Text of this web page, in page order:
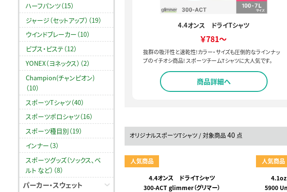
ハーフパンツ（15）
ジャージ（セットアップ）（19）
ウインドブレーカー（10）
ビブス・ピステ（12）
YONEX（ヨネックス）（2）
Champion(チャンピオン)
（10）
スポーツTシャツ（40）
スポーツポロシャツ（16）
スポーツ種目別（19）
インナー（3）
スポーツグッズ（ソックス、ベ
ルト など）（8）
パーカー・スウェット
4.4オンス ドライTシャツ
￥781～
抜群の吸汗性と速乾性!カラー・サイズも圧倒的なラインナッ
プのイチオシ商品! スポーツチームTシャツに大人気です。
商品詳細へ
オリジナルスポーツTシャツ / 対象商品 40 点
人気商品
4.4オンス ドライTシャツ
300-ACT glimmer（グリマー）
人気商品
4.1oz
5900